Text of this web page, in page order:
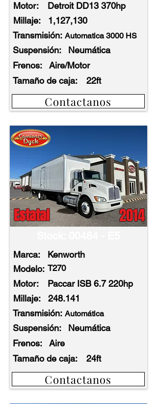
Motor:
Detroit DD13 370hp
Millaje:
1,127,130
Transmisión: Automatica 3000 HS
Suspensión:
Neumática
Frenos:
Aire/Motor
Tamaño de caja:
22ft
Contactanos
Estatal 2014
Marca:
Kenworth
Modelo: T270
Motor:
Paccar ISB 6.7 220hp
Millaje:
248.141
Transmisión: Automática
Suspensión:
Neumática
Frenos:
Aire
Tamaño de caja:
24ft
Contactanos